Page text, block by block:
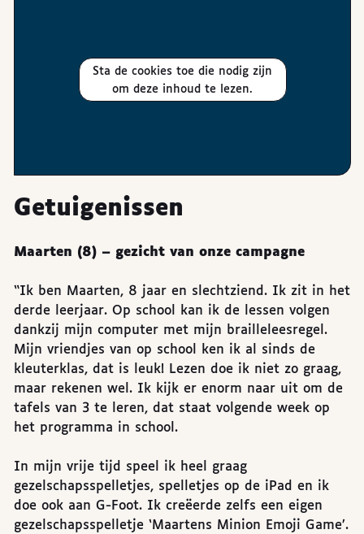
Sta de cookies toe die nodig zijn
om deze inhoud te lezen.
Getuigenissen
Maarten (8) – gezicht van onze campagne
“Ik ben Maarten, 8 jaar en slechtziend. Ik zit in het
derde leerjaar. Op school kan ik de lessen volgen
dankzij mijn computer met mijn brailleleesregel.
Mijn vriendjes van op school ken ik al sinds de
kleuterklas, dat is leuk! Lezen doe ik niet zo graag,
maar rekenen wel. Ik kijk er enorm naar uit om de
tafels van 3 te leren, dat staat volgende week op
het programma in school.
In mijn vrije tijd speel ik heel graag
gezelschapsspelletjes, spelletjes op de iPad en ik
doe ook aan G-Foot. Ik creëerde zelfs een eigen
gezelschapsspelletje ‘Maartens Minion Emoji Game’.